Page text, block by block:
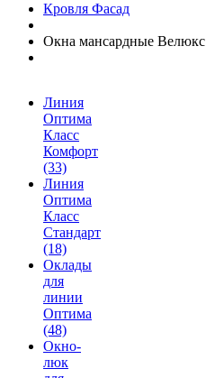
Кровля Фасад
Окна мансардные Велюкс
Линия
Оптима
Класс
Комфорт
(33)
Линия
Оптима
Класс
Стандарт
(18)
Оклады
для
линии
Оптима
(48)
Окно-
люк